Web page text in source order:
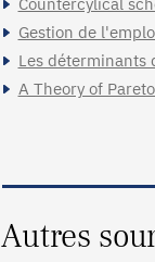
Gestion de
Les déterminants
A Theory of
Autres